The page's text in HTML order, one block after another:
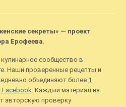
секреты» — проект
Ерофеева.
сообщество в
Наши проверенные рецепты и
объединяют более 1
Facebook . Каждый материал на
авторскую проверку